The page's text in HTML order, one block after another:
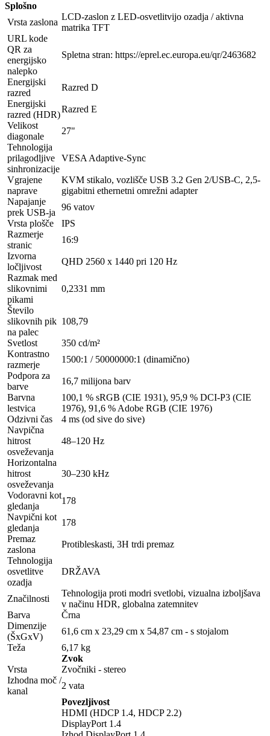
Splošno
Vrsta zaslona
LCD-zaslon z LED-osvetlitvijo ozadja / aktivna
matrika TFT
URL kode
QR za
energijsko
nalepko
Spletna stran: https://eprel.ec.europa.eu/qr/2463682
Energijski
razred
Razred D
Energijski
razred (HDR)
Razred E
Velikost
diagonale
27"
Tehnologija
prilagodljive
sinhronizacije
VESA Adaptive-Sync
Vgrajene
naprave
KVM stikalo, vozlišče USB 3.2 Gen 2/USB-C, 2,5-
gigabitni ethernetni omrežni adapter
Napajanje
prek USB-ja
96 vatov
Vrsta plošče
IPS
Razmerje
stranic
16:9
Izvorna
ločljivost
QHD 2560 x 1440 pri 120 Hz
Razmak med
slikovnimi
pikami
0,2331 mm
Število
slikovnih pik
na palec
108,79
Svetlost
350 cd/m²
Kontrastno
razmerje
1500:1 / 50000000:1 (dinamično)
Podpora za
barve
16,7 milijona barv
Barvna
lestvica
100,1 % sRGB (CIE 1931), 95,9 % DCI-P3 (CIE
1976), 91,6 % Adobe RGB (CIE 1976)
Odzivni čas
4 ms (od sive do sive)
Navpična
hitrost
osveževanja
48–120 Hz
Horizontalna
hitrost
osveževanja
30–230 kHz
Vodoravni kot
gledanja
178
Navpični kot
gledanja
178
Premaz
zaslona
Protibleskasti, 3H trdi premaz
Tehnologija
osvetlitve
ozadja
DRŽAVA
Značilnosti
Tehnologija proti modri svetlobi, vizualna izboljšava
v načinu HDR, globalna zatemnitev
Barva
Črna
Dimenzije
(ŠxGxV)
61,6 cm x 23,29 cm x 54,87 cm - s stojalom
Teža
6,17 kg
Zvok
Vrsta
Zvočniki - stereo
Izhodna moč /
kanal
2 vata
Povezljivost
HDMI (HDCP 1.4, HDCP 2.2)
DisplayPort 1.4